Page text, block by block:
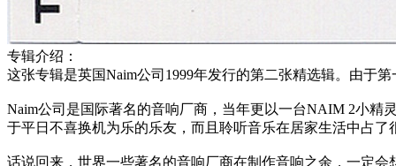
专辑介绍：
这张专辑是英国Naim公司1999年发行的第二张精选辑。由于
Naim公司是国际著名的音响厂商，当年更以一台NAIM 2小精
于平日不喜换机为乐的乐友，而且聆听音乐在居家生活中占
话说回来，世界一些著名的音响厂商在制作音响之余，一定